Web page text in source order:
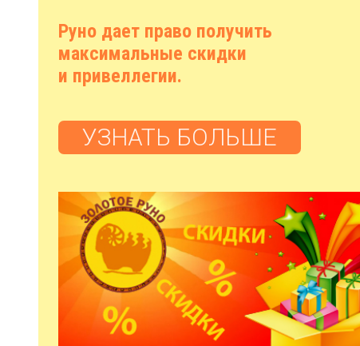
Руно дает право получить
максимальные скидки
и привеллегии.
УЗНАТЬ БОЛЬШЕ